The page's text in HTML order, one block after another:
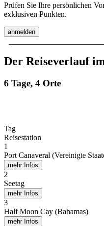
Prüfen Sie Ihre persönlichen
exklusiven Punkten.
anmelden
Der Reiseverlauf
6 Tage, 4 Orte
Tag
Reisestation
1
Port Canaveral (Vereinigte
mehr Infos
2
Seetag
mehr Infos
3
Half Moon Cay (Bahamas)
mehr Infos